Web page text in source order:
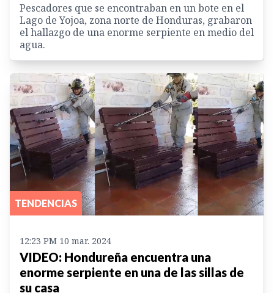
Pescadores que se encontraban en un bote en el
Lago de Yojoa, zona norte de Honduras, grabaron
el hallazgo de una enorme serpiente en medio del
agua.
TENDENCIAS
12:23 PM 10 mar. 2024
VIDEO: Hondureña encuentra una
enorme serpiente en una de las sillas de
su casa